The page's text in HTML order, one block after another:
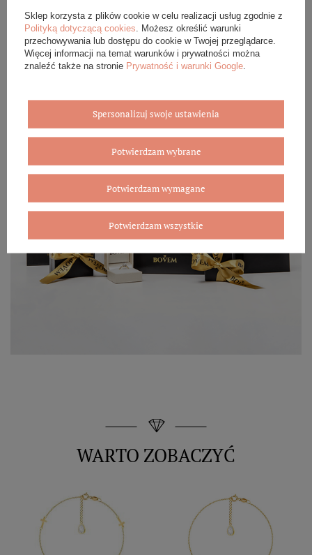
WYBIERZ PREZENT
WARTO ZOBACZYĆ
Sklep korzysta z plików cookie w celu realizacji usług zgodnie z
Polityką dotyczącą cookies . Możesz określić warunki
przechowywania lub dostępu do cookie w Twojej przeglądarce.
Więcej informacji na temat warunków i prywatności można
znaleźć także na stronie Prywatność i warunki Google
Spersonalizuj swoje ustawienia
Potwierdzam wybrane
Potwierdzam wymagane
Potwierdzam wszystkie